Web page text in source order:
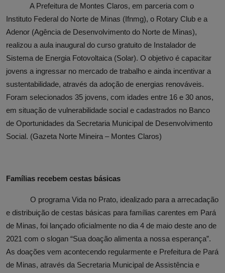
A Prefeitura de Montes Claros, em parceria com o
Instituto Federal do Norte de Minas (Ifnmg), o Rotary Club e a
Adenor (Agência de Desenvolvimento do Norte de Minas),
realizou a aula inaugural do curso gratuito de Instalador de
Sistema de Energia Fotovoltaica (Solar). O objetivo é capacitar
jovens a ingressar no mercado de trabalho e ainda incentivar a
sustentabilidade, através da adoção de energias renováveis.
Foram selecionados 35 jovens, com idades entre 16 e 30 anos,
em situação de vulnerabilidade social e cadastrados no Banco
de Oportunidades da Secretaria Municipal de Desenvolvimento
Social. (Gazeta Norte Mineira – Montes Claros)
Famílias recebem cestas básicas
O programa Vida no Prato, idealizado para a arrecadação
e distribuição de cestas básicas para famílias carentes em Pará
de Minas, foi lançado oficialmente no dia 4 de maio deste ano de
2021 com o slogan “Sua doação alimenta a nossa esperança”.
As doações vem acontecendo regularmente e Prefeitura de Pará
de Minas, através da Secretaria Municipal de Assistência e